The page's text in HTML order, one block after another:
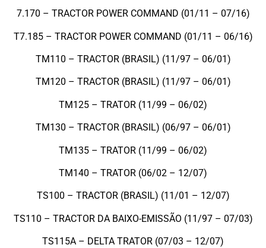
7.170 – TRACTOR POWER COMMAND (01/11 – 07/16)
T7.185 – TRACTOR POWER COMMAND (01/11 – 06/16)
TM110 – TRACTOR (BRASIL) (11/97 – 06/01)
TM120 – TRACTOR (BRASIL) (11/97 – 06/01)
TM125 – TRATOR (11/99 – 06/02)
TM130 – TRACTOR (BRASIL) (06/97 – 06/01)
TM135 – TRATOR (11/99 – 06/02)
TM140 – TRATOR (06/02 – 12/07)
TS100 – TRACTOR (BRASIL) (11/01 – 12/07)
TS110 – TRACTOR DA BAIXO-EMISSÃO (11/97 – 07/03)
TS115A – DELTA TRATOR (07/03 – 12/07)